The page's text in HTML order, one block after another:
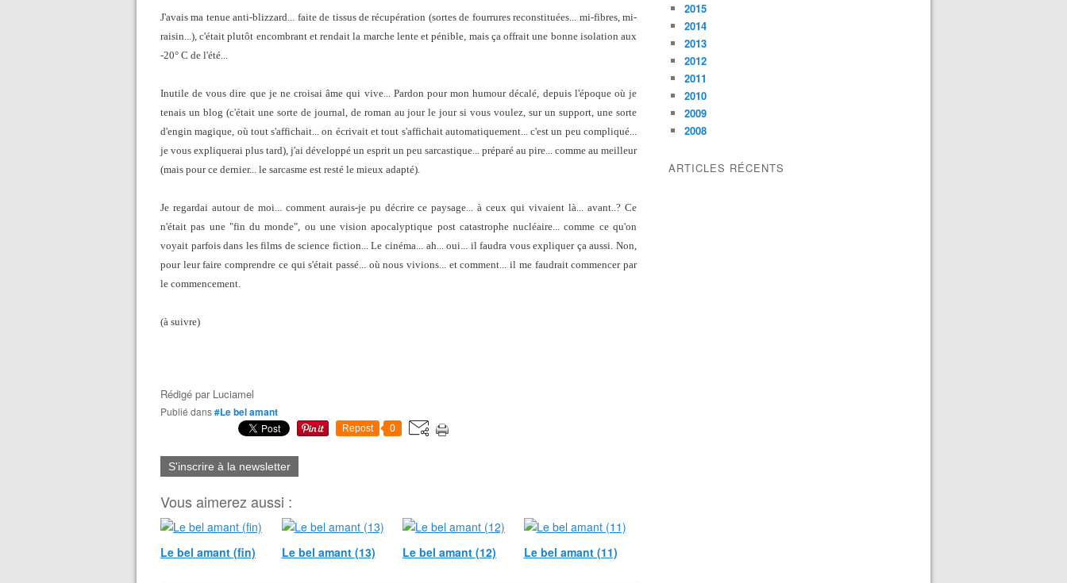
J'avais ma tenue anti-blizzard... faite de tissus de récupération (sortes de fourrures reconstituées... mi-fibres, mi-
raisin...), c'était plutôt encombrant et rendait la marche lente et pénible, mais ça offrait une bonne isolation aux
-20° C de l'été...
Inutile de vous dire que je ne croisai âme qui vive... Pardon pour mon humour décalé, depuis l'époque où je
tenais un blog (c'était une sorte de journal, de roman au jour le jour si vous voulez, sur un support, une sorte
d'engin magique, où tout s'affichait... on écrivait et tout s'affichait automatiquement... c'est un peu compliqué...
je vous expliquerai plus tard), j'ai développé un esprit un peu sarcastique... préparé au pire... comme au meilleur
(mais pour ce dernier... le sarcasme est resté le mieux adapté).
Je regardai autour de moi... comment aurais-je pu décrire ce paysage... à ceux qui vivaient là... avant..? Ce
n'était pas une "fin du monde", ou une vision apocalyptique post catastrophe nucléaire... comme ce qu'on
voyait parfois dans les films de science fiction... Le cinéma... ah... oui... il faudra vous expliquer ça aussi. Non,
pour leur faire comprendre ce qui s'était passé... où nous vivions... et comment... il me faudrait commencer par
le commencement.
(à suivre)
Rédigé par Luciamel
Publié dans#Le bel amant
Repost 0
S'inscrire à la newsletter
Vous aimerez aussi :
Le bel amant (fin) Le bel amant (13) Le bel amant (12) Le bel amant (11)
2015
2014
2013
2012
2011
2010
2009
2008
ARTICLES RÉCENTS